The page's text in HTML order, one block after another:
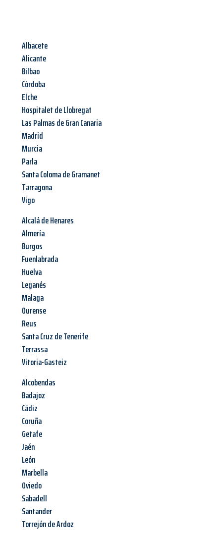
Albacete
Alicante
Bilbao
Córdoba
Elche
Hospitalet de Llobregat
Las Palmas de Gran Canaria
Madrid
Murcia
Parla
Santa Coloma de Gramanet
Tarragona
Vigo
Alcalá de Henares
Almería
Burgos
Fuenlabrada
Huelva
Leganés
Malaga
Ourense
Reus
Santa Cruz de Tenerife
Terrassa
Vitoria-Gasteiz
Alcobendas
Badajoz
Cádiz
Coruña
Getafe
Jaén
León
Marbella
Oviedo
Sabadell
Santander
Torrejón de Ardoz